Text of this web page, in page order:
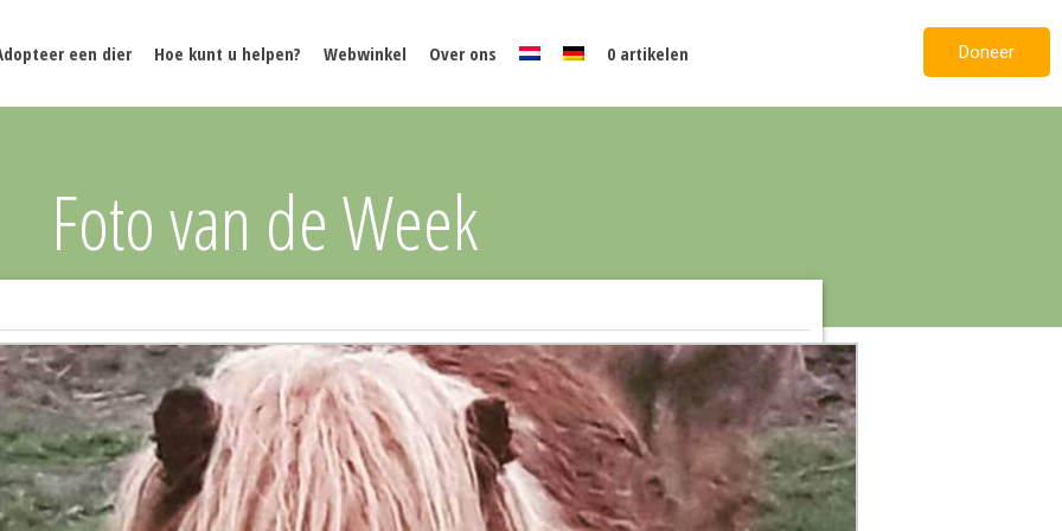
een dier Hoe kunt u helpen? Webwinkel Over ons 0 artikelen Doneer
Foto van de Week